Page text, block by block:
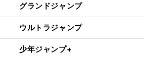
グランドジャンプ
ウルトラジャンプ
少年ジャンプ+